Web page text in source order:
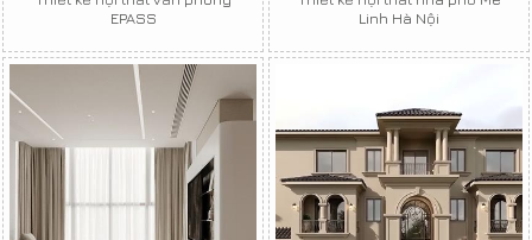
EPASS
Linh Hà Nội